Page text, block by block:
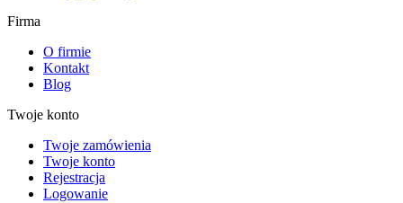
Firma
O firmie
Kontakt
Blog
Twoje konto
Twoje zamówienia
Twoje konto
Rejestracja
Logowanie